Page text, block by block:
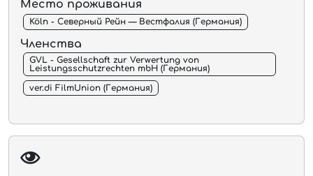
Место проживания
Köln - Северный Рейн — Вестфалия (Германия)
Членства
GVL - Gesellschaft zur Verwertung von
Leistungsschutzrechten mbH (Германия)
ver.di FilmUnion (Германия)